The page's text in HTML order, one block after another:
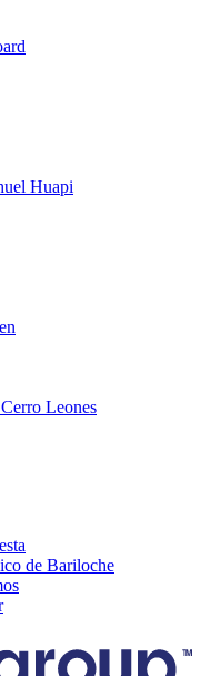
Huapi
Leones
de Bariloche